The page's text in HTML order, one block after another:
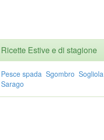
Ricette Estive e di stagione
Pesce spada Sgombro Sogliola
Sarago